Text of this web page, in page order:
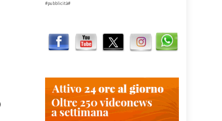
#pubblicità#